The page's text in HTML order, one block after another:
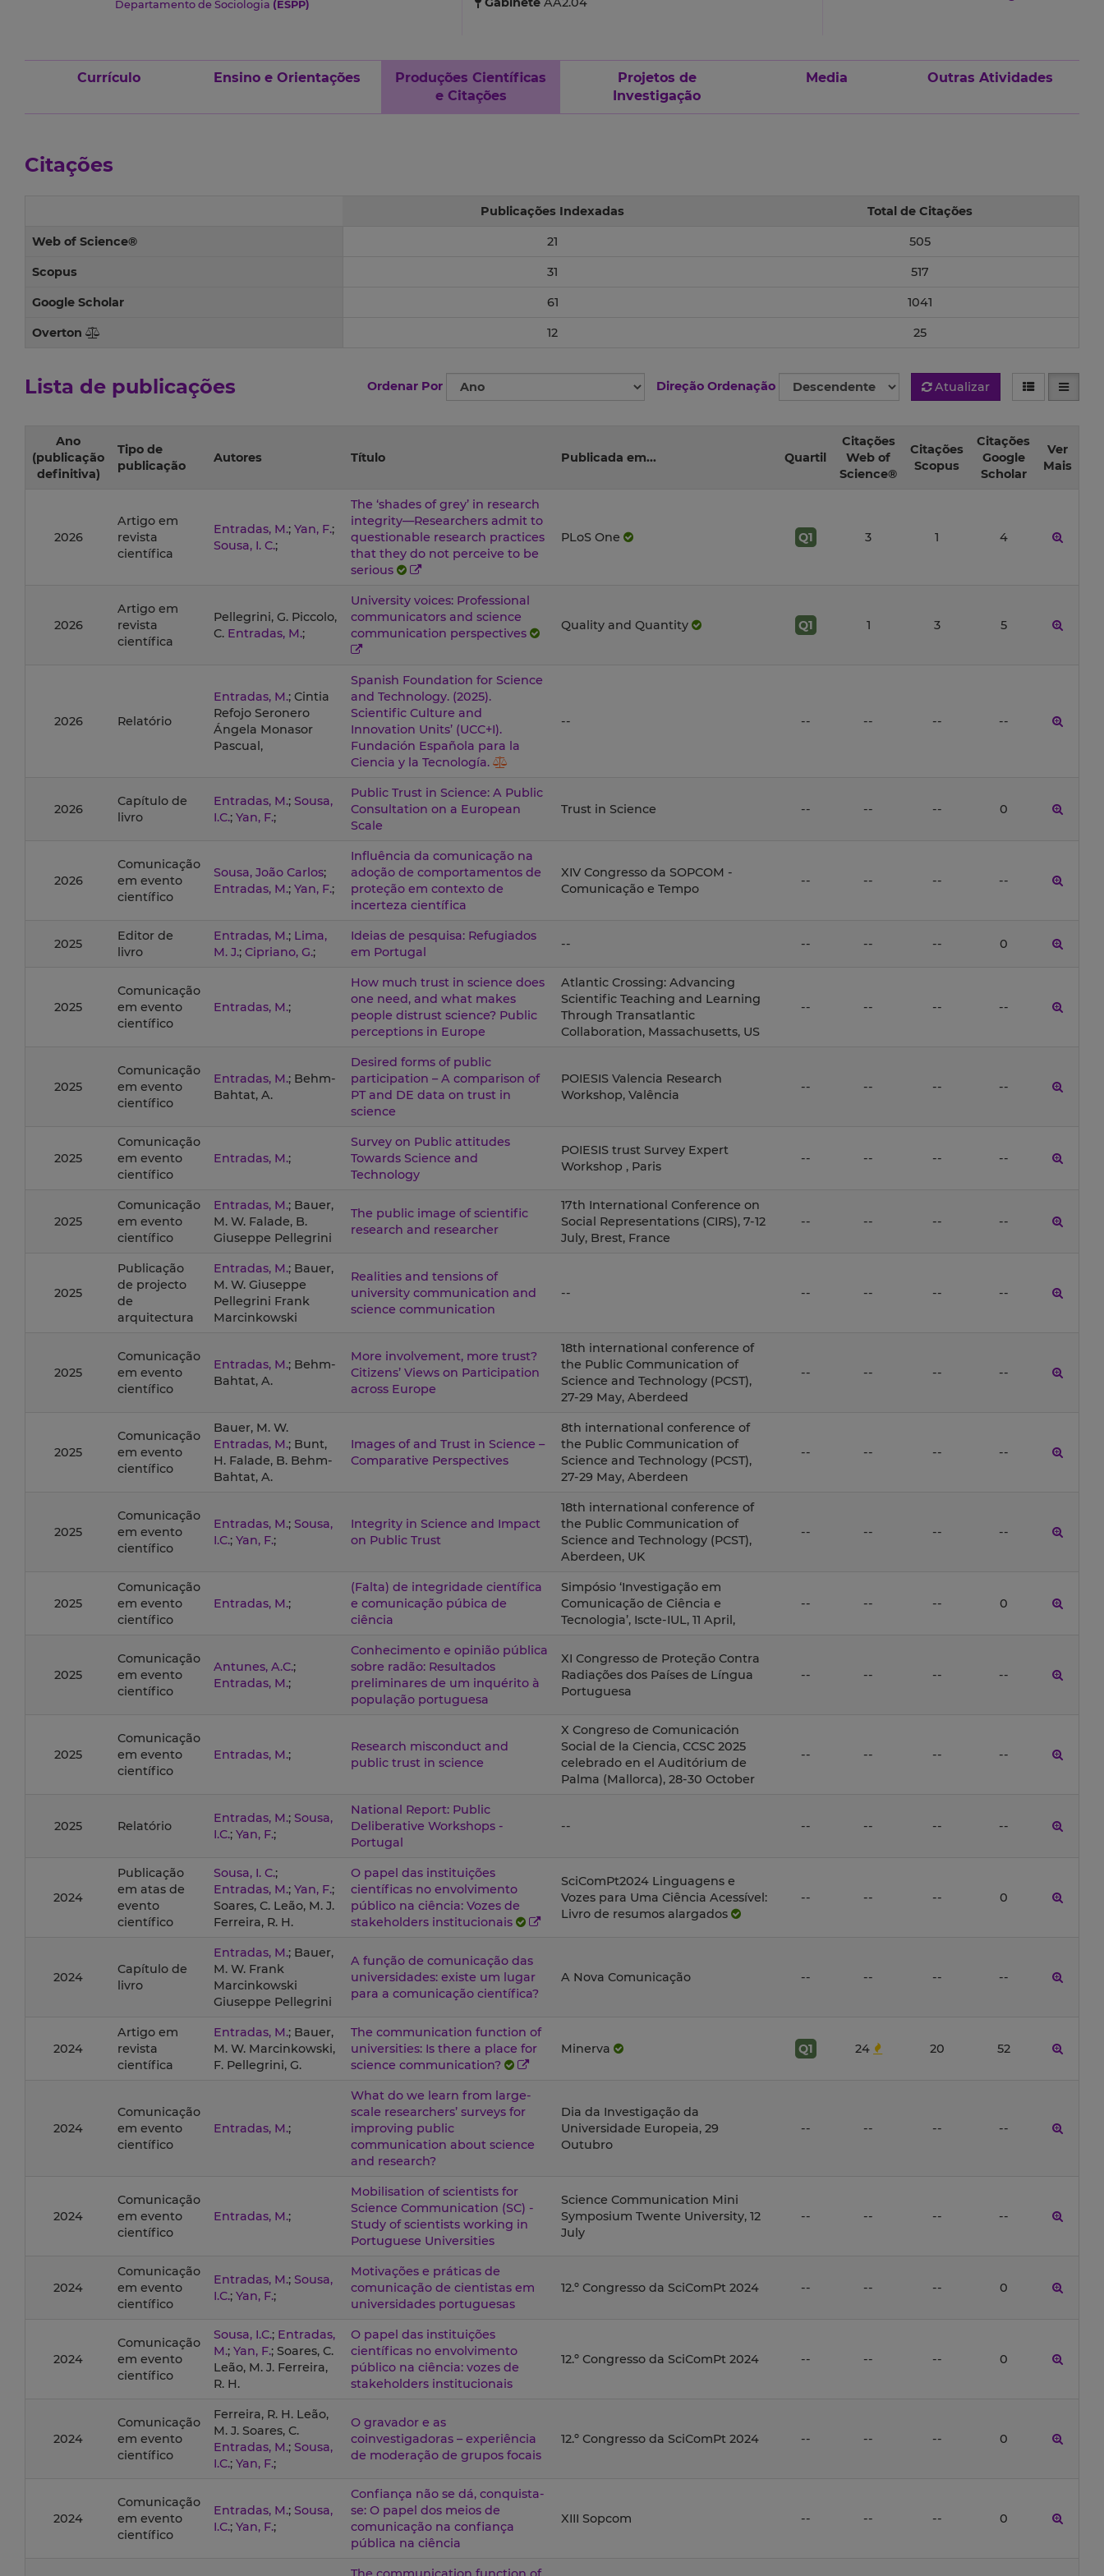
Departamento de Sociologia (ESPP)
Currículo Ensino e Orientações
Produções Científicas
e Citações
Projetos de
Investigação
Media Outras Atividades
Citações
Publicações Indexadas Total de Citações
Web of Science® 21 505
Scopus 31 517
Google Scholar 61 1041
Overton 12 25
Ordenar Por Direção Ordenação Atualizar
Lista de publicações
Ano
(publicação
definitiva)
Tipo de
publicação
Autores Título Publicada em... Quartil
Citações
Web of
Science®
Citações
Scopus
Citações
Google
Scholar
Ver
Mais
2026
Artigo em
revista
científica
Entradas, M.; Yan, F.;
Sousa, I. C.;
The ‘shades of grey’ in research
integrity—Researchers admit to
questionable research practices
that they do not perceive to be
serious
PLoS One Q1 3 1 4
2026
Artigo em
revista
científica
Pellegrini, G. Piccolo,
C. Entradas, M.;
University voices: Professional
communicators and science
communication perspectives
Quality and Quantity Q1 1 3 5
2026 Relatório
Entradas, M.; Cintia
Refojo Seronero
Ángela Monasor
Pascual,
Spanish Foundation for Science
and Technology. (2025).
Scientific Culture and
Innovation Units’ (UCC+I).
Fundación Española para la
Ciencia y la Tecnología.
-- -- -- -- --
2026
Capítulo de
livro
Entradas, M.; Sousa,
I.C.; Yan, F.;
Public Trust in Science: A Public
Consultation on a European
Scale
Trust in Science -- -- -- 0
2026
Comunicação
em evento
científico
Sousa, João Carlos;
Entradas, M.; Yan, F.;
Influência da comunicação na
adoção de comportamentos de
proteção em contexto de
incerteza científica
XIV Congresso da SOPCOM -
Comunicação e Tempo
-- -- -- --
2025
Editor de
livro
Entradas, M.; Lima,
M. J.; Cipriano, G.;
Ideias de pesquisa: Refugiados
em Portugal
-- -- -- -- 0
2025
Comunicação
em evento
científico
Entradas, M.;
How much trust in science does
one need, and what makes
people distrust science? Public
perceptions in Europe
Atlantic Crossing: Advancing
Scientific Teaching and Learning
Through Transatlantic
Collaboration, Massachusetts, US
-- -- -- --
2025
Comunicação
em evento
científico
Entradas, M.; Behm-
Bahtat, A.
Desired forms of public
participation – A comparison of
PT and DE data on trust in
science
POIESIS Valencia Research
Workshop, Valência
-- -- -- --
2025
Comunicação
em evento
científico
Entradas, M.;
Survey on Public attitudes
Towards Science and
Technology
POIESIS trust Survey Expert
Workshop , Paris
-- -- -- --
2025
Comunicação
em evento
científico
Entradas, M.; Bauer,
M. W. Falade, B.
Giuseppe Pellegrini
The public image of scientific
research and researcher
17th International Conference on
Social Representations (CIRS), 7-12
July, Brest, France
-- -- -- --
2025
Publicação
de projecto
de
arquitectura
Entradas, M.; Bauer,
M. W. Giuseppe
Pellegrini Frank
Marcinkowski
Realities and tensions of
university communication and
science communication
-- -- -- -- --
2025
Comunicação
em evento
científico
Entradas, M.; Behm-
Bahtat, A.
More involvement, more trust?
Citizens’ Views on Participation
across Europe
18th international conference of
the Public Communication of
Science and Technology (PCST),
27-29 May, Aberdeed
-- -- -- --
2025
Comunicação
em evento
científico
Bauer, M. W.
Entradas, M.; Bunt,
H. Falade, B. Behm-
Bahtat, A.
Images of and Trust in Science –
Comparative Perspectives
8th international conference of
the Public Communication of
Science and Technology (PCST),
27-29 May, Aberdeen
-- -- -- --
2025
Comunicação
em evento
científico
Entradas, M.; Sousa,
I.C.; Yan, F.;
Integrity in Science and Impact
on Public Trust
18th international conference of
the Public Communication of
Science and Technology (PCST),
Aberdeen, UK
-- -- -- --
2025
Comunicação
em evento
científico
Entradas, M.;
(Falta) de integridade científica
e comunicação púbica de
ciência
Simpósio ‘Investigação em
Comunicação de Ciência e
Tecnologia’, Iscte-IUL, 11 April,
-- -- -- 0
2025
Comunicação
em evento
científico
Antunes, A.C.;
Entradas, M.;
Conhecimento e opinião pública
sobre radão: Resultados
preliminares de um inquérito à
população portuguesa
XI Congresso de Proteção Contra
Radiações dos Países de Língua
Portuguesa
-- -- -- --
2025
Comunicação
em evento
científico
Entradas, M.;
Research misconduct and
public trust in science
X Congreso de Comunicación
Social de la Ciencia, CCSC 2025
celebrado en el Auditórium de
Palma (Mallorca), 28-30 October
-- -- -- --
2025 Relatório
Entradas, M.; Sousa,
I.C.; Yan, F.;
National Report: Public
Deliberative Workshops -
Portugal
-- -- -- -- --
2024
Publicação
em atas de
evento
científico
Sousa, I. C.;
Entradas, M.; Yan, F.;
Soares, C. Leão, M. J.
Ferreira, R. H.
O papel das instituições
científicas no envolvimento
público na ciência: Vozes de
stakeholders institucionais
SciComPt2024 Linguagens e
Vozes para Uma Ciência Acessível:
Livro de resumos alargados
-- -- -- 0
2024
Capítulo de
livro
Entradas, M.; Bauer,
M. W. Frank
Marcinkowski
Giuseppe Pellegrini
A função de comunicação das
universidades: existe um lugar
para a comunicação científica?
A Nova Comunicação -- -- -- --
2024
Artigo em
revista
científica
Entradas, M.; Bauer,
M. W. Marcinkowski,
F. Pellegrini, G.
The communication function of
universities: Is there a place for
science communication?
Minerva Q1 24 20 52
2024
Comunicação
em evento
científico
Entradas, M.;
What do we learn from large-
scale researchers’ surveys for
improving public
communication about science
and research?
Dia da Investigação da
Universidade Europeia, 29
Outubro
-- -- -- --
2024
Comunicação
em evento
científico
Entradas, M.;
Mobilisation of scientists for
Science Communication (SC) -
Study of scientists working in
Portuguese Universities
Science Communication Mini
Symposium Twente University, 12
July
-- -- -- --
2024
Comunicação
em evento
científico
Entradas, M.; Sousa,
I.C.; Yan, F.;
Motivações e práticas de
comunicação de cientistas em
universidades portuguesas
12.º Congresso da SciComPt 2024 -- -- -- 0
2024
Comunicação
em evento
científico
Sousa, I.C.; Entradas,
M.; Yan, F.; Soares, C.
Leão, M. J. Ferreira,
R. H.
O papel das instituições
científicas no envolvimento
público na ciência: vozes de
stakeholders institucionais
12.º Congresso da SciComPt 2024 -- -- -- 0
2024
Comunicação
em evento
científico
Ferreira, R. H. Leão,
M. J. Soares, C.
Entradas, M.; Sousa,
I.C.; Yan, F.;
O gravador e as
coinvestigadoras – experiência
de moderação de grupos focais
12.º Congresso da SciComPt 2024 -- -- -- 0
2024
Comunicação
em evento
científico
Entradas, M.; Sousa,
I.C.; Yan, F.;
Confiança não se dá, conquista-
se: O papel dos meios de
comunicação na confiança
pública na ciência
XIII Sopcom -- -- -- 0